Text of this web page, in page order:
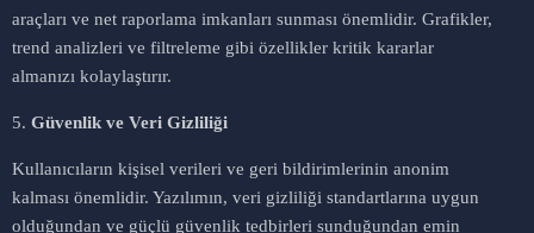
araçları ve net raporlama imkanları sunması önemlidir. Grafikler,
trend analizleri ve filtreleme gibi özellikler kritik kararlar
almanızı kolaylaştırır.
5. Güvenlik ve Veri Gizliliği
Kullanıcıların kişisel verileri ve geri bildirimlerinin anonim
kalması önemlidir. Yazılımın, veri gizliliği standartlarına uygun
olduğundan ve güçlü güvenlik tedbirleri sunduğundan emin